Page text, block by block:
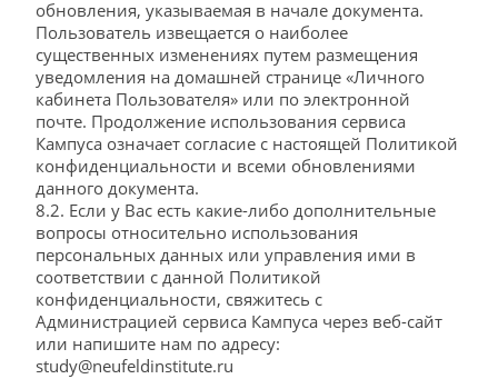
обновления, указываемая в начале документа.
Пользователь извещается о наиболее
существенных изменениях путем размещения
уведомления на домашней странице «Личного
кабинета Пользователя» или по электронной
почте. Продолжение использования сервиса
Кампуса означает согласие с настоящей Политикой
конфиденциальности и всеми обновлениями
данного документа.
8.2. Если у Вас есть какие-либо дополнительные
вопросы относительно использования
персональных данных или управления ими в
соответствии с данной Политикой
конфиденциальности, свяжитесь с
Администрацией сервиса Кампуса через веб-сайт
или напишите нам по адресу:
study@neufeldinstitute.ru